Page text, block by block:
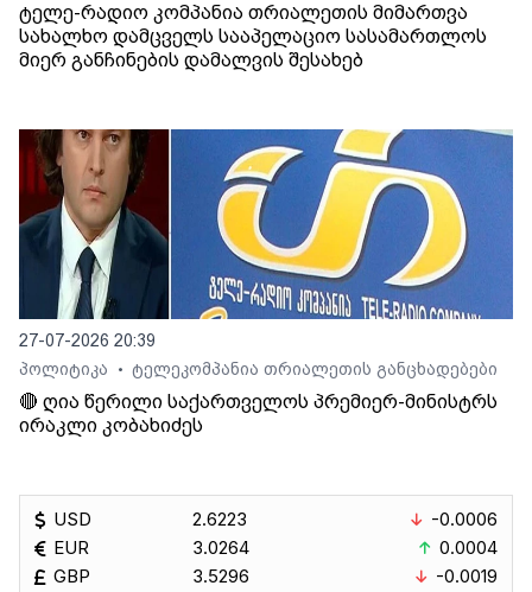
ტელე-რადიო კომპანია თრიალეთის მიმართვა
სახალხო დამცველს სააპელაციო სასამართლოს
მიერ განჩინების დამალვის შესახებ
27-07-2026 20:39
პოლიტიკა
• ტელეკომპანია თრიალეთის განცხადებები
🔴 ღია წერილი საქართველოს პრემიერ-მინისტრს
ირაკლი კობახიძეს
USD
EUR
GBP
2.6223
3.0264
3.5296
-0.0006
0.0004
-0.0019